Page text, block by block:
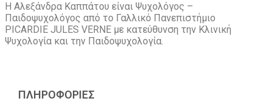
Η Αλεξάνδρα Καππάτου είναι Ψυχολόγος –
Παιδοψυχολόγος από το Γαλλικό Πανεπιστήμιο
PICARDIE JULES VERNE με κατεύθυνση την Kλινική
Ψυχολογία και την Παιδοψυχολογία.
ΠΛΗΡΟΦΟΡΙΕΣ